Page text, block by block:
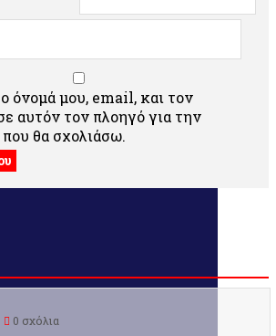
όνομά μου, email, και τον
αυτόν τον πλοηγό για την
θα σχολιάσω.
0 σχόλια